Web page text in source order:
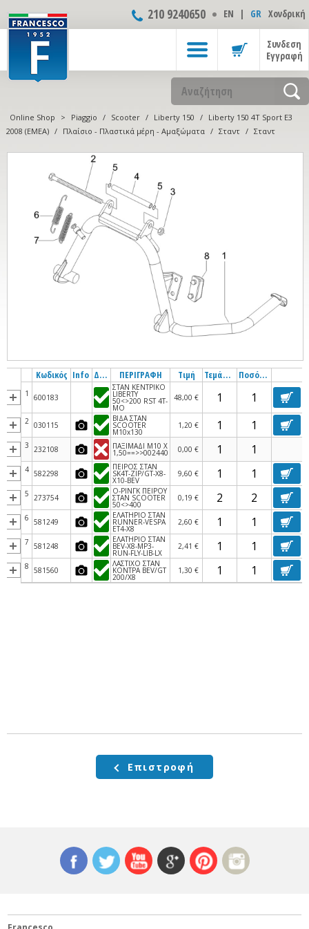
210 9240650 ΕΝ | GR Χονδρική
Συνδεση
Εγγραφή
Online Shop > Piaggio / Scooter / Liberty 150 / Liberty 150 4T Sport E3
2008 (EMEA) / Πλαίσιο - Πλαστικά μέρη - Αμαξώματα / Σταντ / Σταντ
Κωδικός Info Διαθεσιμότητα ΠΕΡΙΓΡΑΦΗ Τιμή Τεμάχια Ποσότητα
1 600183
ΣΤΑΝ ΚΕΝΤΡΙΚΟ
LIBERTY
50<>200 RST 4Τ-
MO
48,00 €
2 030115
ΒΙΔΑ ΣΤΑΝ
SCOOTER
M10x130
1,20 €
3 232108 ΠΑΞΙΜΑΔΙ Μ10 Χ
1,50==>>002440 0,00 €
4 582298
ΠΕΙΡΟΣ ΣΤΑΝ
SK4T-ΖΙΡ/GT-Χ8-
Χ10-BEV
9,60 €
5 273754
Ο-ΡΙΝΓΚ ΠΕΙΡΟΥ
ΣΤΑΝ SCOOTER
50<>400
0,19 €
6 581249
ΕΛΑΤΗΡΙΟ ΣΤΑΝ
RUNNER-VESPA
ΕΤ4-Χ8
2,60 €
7 581248
ΕΛΑΤΗΡΙΟ ΣΤΑΝ
BEV-Χ8-MP3-
RUN-FLY-LIB-LX
2,41 €
8 581560
ΛΑΣΤΙΧΟ ΣΤΑΝ
ΚΟΝΤΡΑ BEV/GT
200/Χ8
1,30 €
Επιστροφή